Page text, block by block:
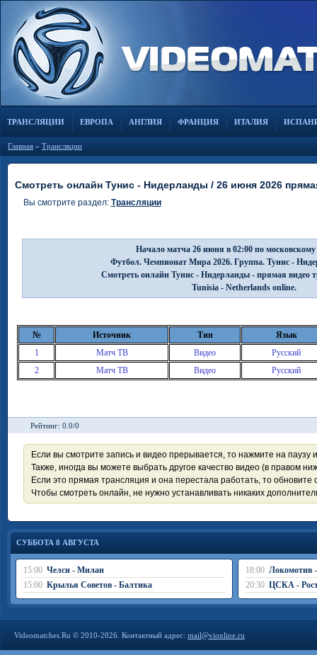
ТРАНСЛЯЦИИ ЕВРОПА АНГЛИЯ ФРАНЦИЯ ИТАЛИЯ
Главная » Трансляции
Смотреть онлайн Тунис - Нидерланды / 26 июня 2026
Вы смотрите раздел: Трансляции
Начало матча 26 июня в 02:00 по
Футбол. Чемпионат Мира 2026. Группа. Тунис -
Смотреть онлайн Тунис - Нидерланды - прямая видео
Tunisia - Netherlands online.
№ Источник Тип
Язык
1
Матч ТВ Видео
Русский
2
Матч ТВ Видео Русский
Рейтинг: 0.0/0
Если вы смотрите запись и видео прерывается, то нажмите на паузу
Также, иногда вы можете выбрать другое качество видео (в правом
Если это прямая трансляция и она перестала работать, то обновите
Чтобы смотреть онлайн, не нужно устанавливать никаких
СУББОТА 8 АВГУСТА
15:00 Челси - Милан
15:00 Крылья Советов - Балтика
18:00 Локомотив
20:30 ЦСКА -
Videomatches.Ru © 2010-2026. Контактный адрес: mail@vionline.ru